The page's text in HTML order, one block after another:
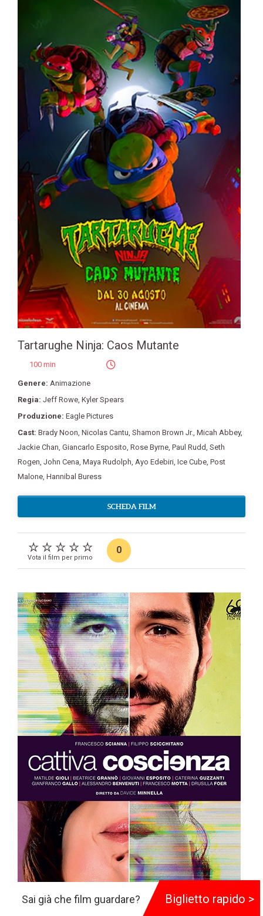
Tartarughe Ninja: Caos Mutante
100 min
Genere: Animazione
Regia: Jeff Rowe Kyler Spears
Produzione: Eagle Pictures
Cast: Brady Noon Nicolas Cantu Shamon Brown Jr. Micah Abbey,
Jackie Chan Giancarlo Esposito Rose Byrne Paul Rudd Seth
Rogen John Cena Maya Rudolph Ayo Edebiri Ice Cube Post
Malone Hannibal Buress
SCHEDA FILM
Vota il film per primo
0
Sai già che film guardare? Biglietto rapido >